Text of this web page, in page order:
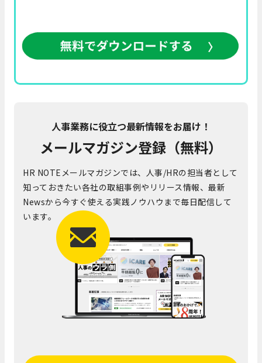
人事業務に役立つ最新情報をお届け！
メールマガジン登録（無料）
HR NOTEメールマガジンでは、人事/HRの担当者として
知っておきたい各社の取組事例やリリース情報、最新
Newsから今すぐ使える実践ノウハウまで毎日配信して
います。